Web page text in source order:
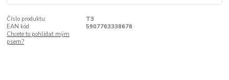
Číslo produktu:
T3
EAN kód:
5907763338676
Chcete to pohlídat mým
psem?